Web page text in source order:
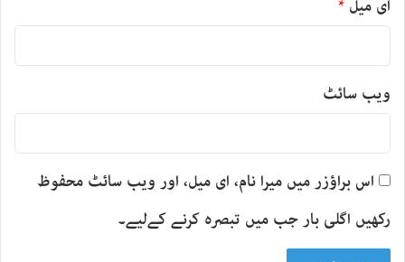
ای میل *
ویب‌ سائٹ
اس براؤزر میں میرا نام، ای میل، اور ویب سائٹ محفوظ
رکھیں اگلی بار جب میں تبصرہ کرنے کےلیے۔